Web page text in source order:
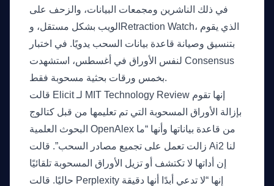
في ذلك الناشرين ومجمعات البيانات، والزحف على
الويب بشكل مستقل، وRetraction Watch، الذي يقوم
بتنسيق وصيانة قاعدة بيانات السحب يدويًا. في اختبار
لنفس الأوراق في أغسطس، استشهدت Consensus
بخمس ورقات بحثية مسحوبة فقط.
قالت Elicit لـ MIT Technology Review إنها تقوم
بإزالة الأوراق المسحوبة التي تم تعليمها من قبل كتالوج
البحوث العلمية OpenAlex من قاعدة بياناتها وأنها “ما
زالت تعمل على تجميع مصادر السحب”. قالت Ai2 لنا
إن أداتها لا تكتشف أو تزيل الأوراق المسحوبة تلقائيًا
حاليًا. قالت Perplexity إنها “لا تدعي أبدًا أنها دقيقة